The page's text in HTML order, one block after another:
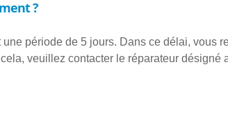
?
période de 5 jours. Dans ce délai, vous
veuillez contacter le réparateur désigné